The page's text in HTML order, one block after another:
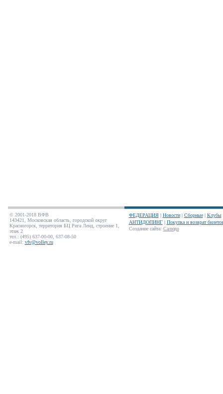
© 2001-2018 ВФВ
143421, Московская область, городской округ
Красногорск, территория БЦ Рига Ленд, строение 1,
этаж 2
тел.: (495) 637-00-00, 637-08-50
e-mail: vfv@volley.ru
ФЕДЕРАЦИЯ| Новости| Сборные| Клубы
АНТИДОПИНГ| Покупка и возврат
Создание сайта: Салюдо